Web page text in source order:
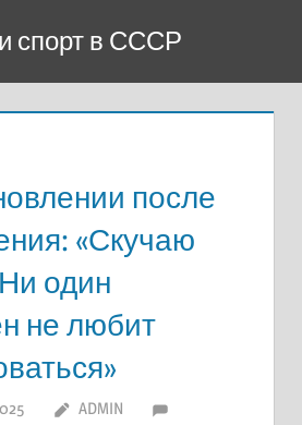
спорт в СССР
после
«Скучаю
один
не любит
ADMIN